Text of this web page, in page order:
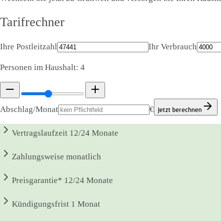
Tarifrechner
Ihre Postleitzahl Ihr Verbrauch
Personen im Haushalt: 4
Abschlag/Monat € Jetzt berechnen
Vertragslaufzeit 12/24 Monate
Zahlungsweise monatlich
Preisgarantie* 12/24 Monate
Kündigungsfrist 1 Monat